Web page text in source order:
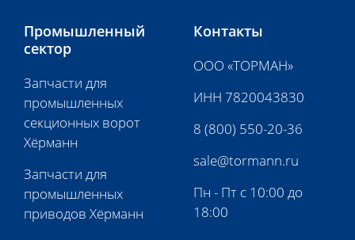
Промышленный
сектор
Запчасти для
промышленных
секционных ворот
Хёрманн
Запчасти для
промышленных
приводов Хёрманн
Контакты
ООО «ТОРМАН»
ИНН 7820043830
8 (800) 550-20-36
sale@tormann.ru
Пн - Пт с 10:00 до
18:00